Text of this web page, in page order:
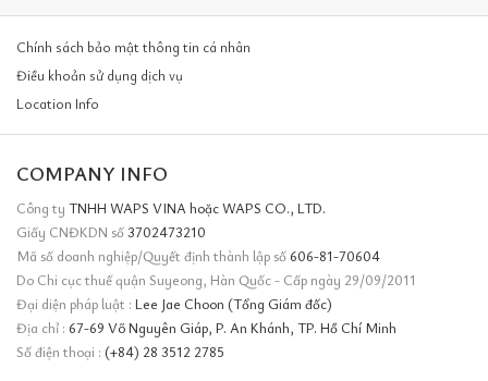
Chính sách bảo mật thông tin cá nhân
Điều khoản sử dụng dịch vụ
Location Info
COMPANY INFO
Công ty TNHH WAPS VINA hoặc WAPS CO., LTD.
Giấy CNĐKDN số3702473210
Mã số doanh nghiệp/Quyết định thành lập số 606-81-70604
Do Chi cục thuế quận Suyeong, Hàn Quốc - Cấp ngày 29/09/2011
Đại diện pháp luật : Lee Jae Choon (Tổng Giám đốc)
Địa chỉ : 67-69 Võ Nguyên Giáp, P. An Khánh, TP. Hồ Chí Minh
Số điện thoại : (+84) 28 3512 2785